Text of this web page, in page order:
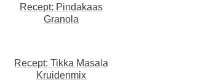
Recept: Pindakaas
Granola
Recept: Tikka Masala
Kruidenmix